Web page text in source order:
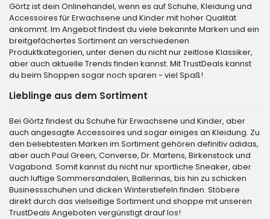
Görtz ist dein Onlinehandel, wenn es auf Schuhe, Kleidung und
Accessoires für Erwachsene und Kinder mit hoher Qualität
ankommt. Im Angebot findest du viele bekannte Marken und ein
breitgefächertes Sortiment an verschiedenen
Produktkategorien, unter denen du nicht nur zeitlose Klassiker,
aber auch aktuelle Trends finden kannst. Mit TrustDeals kannst
du beim Shoppen sogar noch sparen - viel Spaß!
Lieblinge aus dem Sortiment
Bei Görtz findest du Schuhe für Erwachsene und Kinder, aber
auch angesagte Accessoires und sogar einiges an Kleidung. Zu
den beliebtesten Marken im Sortiment gehören definitiv adidas,
aber auch Paul Green, Converse, Dr. Martens, Birkenstock und
Vagabond. Somit kannst du nicht nur sportliche Sneaker, aber
auch luftige Sommersandalen, Ballerinas, bis hin zu schicken
Businessschuhen und dicken Winterstiefeln finden. Stöbere
direkt durch das vielseitige Sortiment und shoppe mit unseren
TrustDeals Angeboten vergünstigt drauf los!